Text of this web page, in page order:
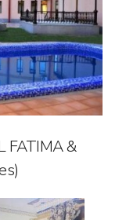
FATIMA &